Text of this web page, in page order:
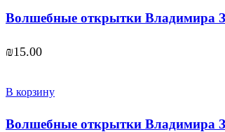
Волшебные открытки Владимира
₪15.00
В корзину
Волшебные открытки Владимира